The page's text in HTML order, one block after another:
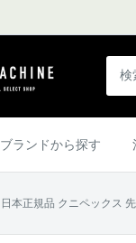
ブランドから探す
日本正規品 クニペックス